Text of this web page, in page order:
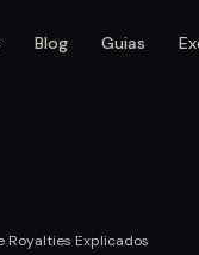
Blog Guias
Royalties Explicados